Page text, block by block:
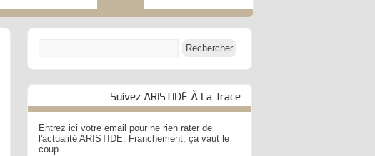
Suivez ARISTIDE À La Trace
Entrez ici votre email pour ne rien rater de
l'actualité ARISTIDE. Franchement, ça vaut le
coup.